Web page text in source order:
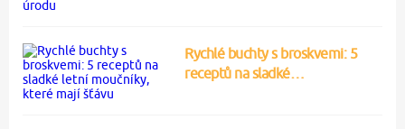
Rychlé buchty s broskvemi: 5
receptů na sladké…